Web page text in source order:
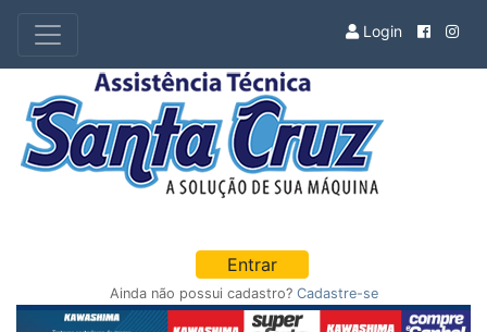
Login
Entrar
Ainda não possui cadastro? Cadastre-se